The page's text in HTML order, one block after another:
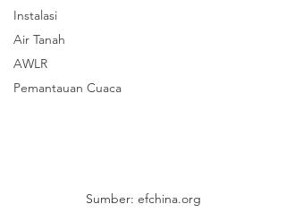
Instalasi
Air Tanah
AWLR
Pemantauan Cuaca
Sumber: efchina.org